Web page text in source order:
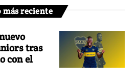
más reciente
tras
con el